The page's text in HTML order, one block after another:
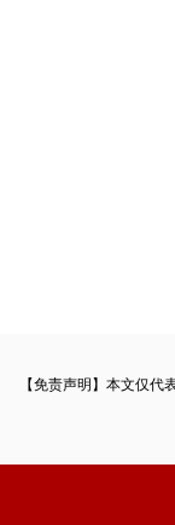
【免责声明】本文仅